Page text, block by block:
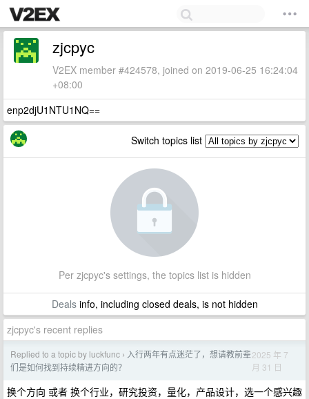
zjcpyc
V2EX member #424578, joined on 2019-06-25 16:24:04
+08:00
enp2djU1NTU1NQ==
Switch topics list
Per zjcpyc's settings, the topics list is hidden
Dealsinfo, including closed deals, is not hidden
zjcpyc's recent replies
Replied to a topic by luckfunc › 入行两年有点迷茫了，想请教前辈
们是如何找到持续精进方向的？
2025 年 7
月 31 日
换个方向 或者 换个行业，研究投资，量化，产品设计，选一个感兴趣